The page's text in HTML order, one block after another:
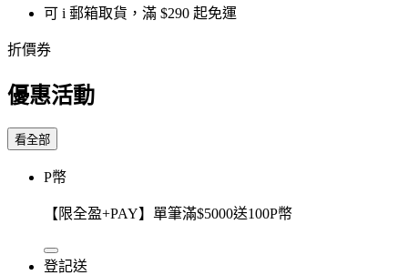
可 i 郵箱取貨，滿 $290 起免運
折價券
優惠活動
看全部
P幣
【限全盈+PAY】單筆滿$5000送100P幣
登記送